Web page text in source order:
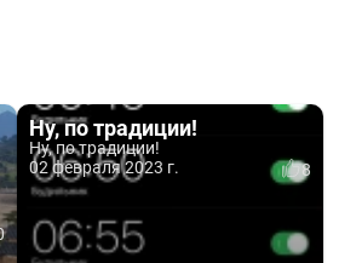
Ну, по традиции!
Ну, по традиции!
02 февраля 2023 г.
8